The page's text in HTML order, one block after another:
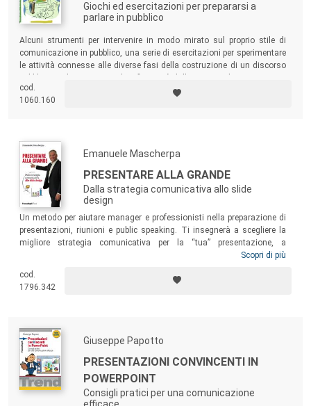
Giochi ed esercitazioni per prepararsi a
parlare in pubblico
Alcuni strumenti per intervenire in modo mirato sul proprio stile di
comunicazione in pubblico, una serie di esercitazioni per sperimentare
le attività connesse alle diverse fasi della costruzione di un discorso
cod.
1060.160
Emanuele Mascherpa
PRESENTARE ALLA GRANDE
Dalla strategia comunicativa allo slide
design
Un metodo per aiutare manager e professionisti nella preparazione di
presentazioni, riunioni e public speaking. Ti insegnerà a scegliere la
migliore strategia comunicativa per la “tua” presentazione, a
progettare il “tuo” speech nel modo migliore e a costruire slide più belle
pratici, scritta da chi ha affrontato gli stessi problemi e si è posto le
stesse domande di chiunque debba fare una presentazione in pubblico
Scopri di più
cod.
1796.342
Giuseppe Papotto
PRESENTAZIONI CONVINCENTI IN
POWERPOINT
Consigli pratici per una comunicazione
efficace